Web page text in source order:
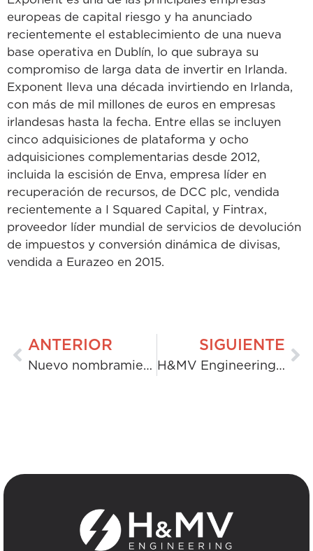
europeas de capital riesgo y ha anunciado
recientemente el establecimiento de una nueva
base operativa en Dublín, lo que subraya su
compromiso de larga data de invertir en Irlanda.
Exponent lleva una década invirtiendo en Irlanda,
con más de mil millones de euros en empresas
irlandesas hasta la fecha. Entre ellas se incluyen
cinco adquisiciones de plataforma y ocho
adquisiciones complementarias desde 2012,
incluida la escisión de Enva, empresa líder en
recuperación de recursos, de DCC plc, vendida
recientemente a I Squared Capital, y Fintrax,
proveedor líder mundial de servicios de devolución
de impuestos y conversión dinámica de divisas,
vendida a Eurazeo en 2015.
ANTERIOR
Nuevo nombramiento: Nigel Taylor, director general para el Reino Unido
SIGUIENTE
H&MV Engineering gana los premios AWS Ireland Horizon Awards